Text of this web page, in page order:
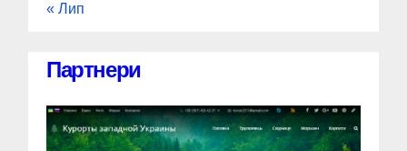
« Лип
Партнери